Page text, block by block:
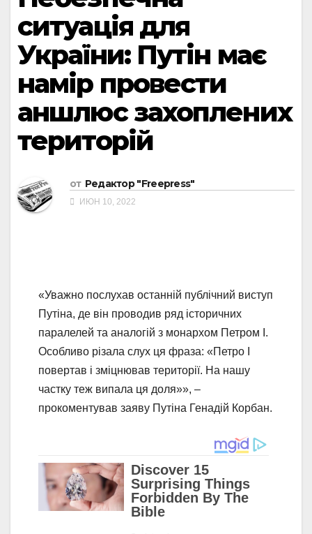
ситуація для
України: Путін має
намір провести
аншлюс захоплених
територій
от Редактор "Freepress"
ИЮН 10, 2022
«Уважно послухав останній публічний виступ
Путіна, де він проводив ряд історичних
паралелей та аналогій з монархом Петром I.
Особливо різала слух ця фраза: «Петро I
повертав і зміцнював території. На нашу
частку теж випала ця доля»», –
прокоментував заяву Путіна Генадій Корбан.